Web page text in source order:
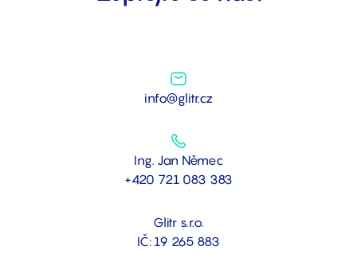
info@glitr.cz
Ing. Jan Němec
+420 721 083 383
Glitr s.r.o.
IČ: 19 265 883